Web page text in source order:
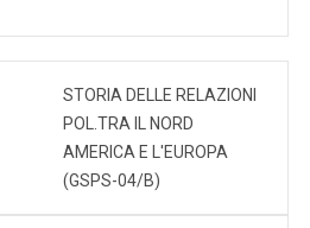
STORIA DELLE RELAZIONI
POL.TRA IL NORD
AMERICA E L'EUROPA
(GSPS-04/B)